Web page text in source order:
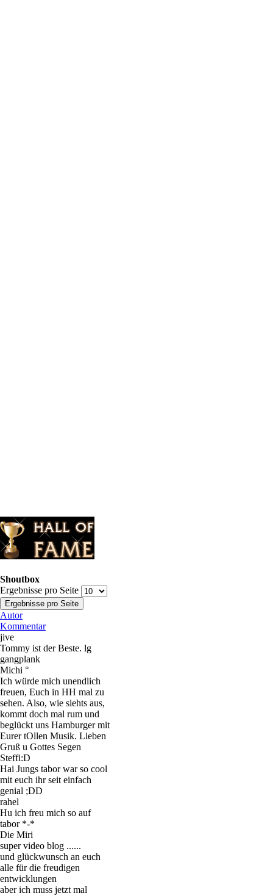
Shoutbox
Ergebnisse pro Seite
Autor
Kommentar
jive
Tommy ist der Beste. lg
gangplank
Michi °
Ich würde mich unendlich
freuen, Euch in HH mal zu
sehen. Also, wie siehts aus,
kommt doch mal rum und
beglückt uns Hamburger mit
Eurer tOllen Musik. Lieben
Gruß u Gottes Segen
Steffi:D
Hai Jungs tabor war so cool
mit euch ihr seit einfach
genial ;DD
rahel
Hu ich freu mich so auf
tabor *-*
Die Miri
super video blog ......
und glückwunsch an euch
alle für die freudigen
entwicklungen
aber ich muss jetzt mal